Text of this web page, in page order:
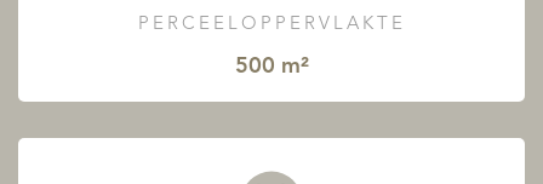
PERCEELOPPERVLAKTE
500 m²